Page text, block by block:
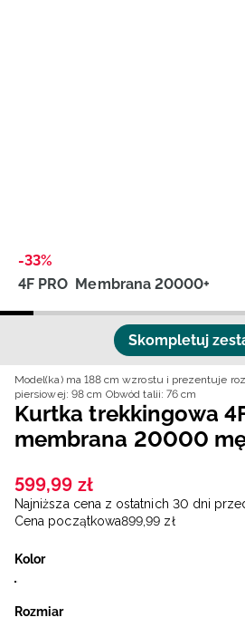
-33%
4F PRO Membrana 20000+
Skompletuj
Model(ka) ma 188 cm wzrostu i prezentuje
piersiowej: 98 cm Obwód talii: 76 cm
Kurtka trekkingowa
membrana 20000
599,99 zł
Najniższa cena z ostatnich 30 dni
Cena początkowa899,99 zł
Kolor
Rozmiar